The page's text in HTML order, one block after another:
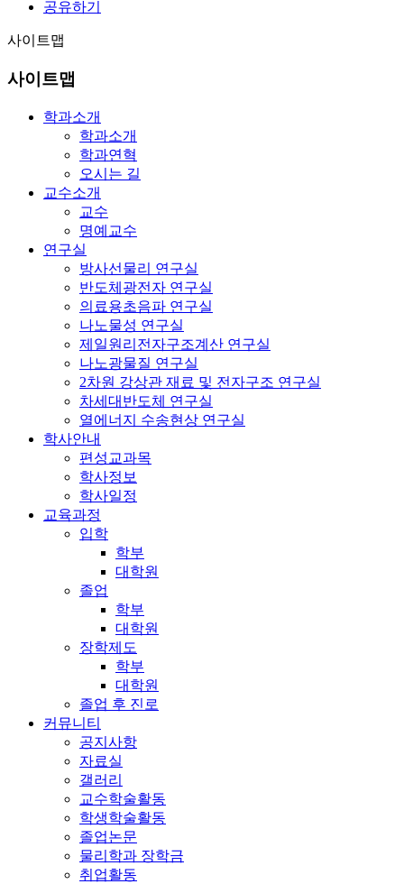
공유하기
사이트맵
사이트맵
학과소개
학과소개
학과연혁
오시는 길
교수소개
교수
명예교수
연구실
방사선물리 연구실
반도체광전자 연구실
의료용초음파 연구실
나노물성 연구실
제일원리전자구조계산 연구실
나노광물질 연구실
2차원 강상관 재료 및 전자구조 연구실
차세대반도체 연구실
열에너지 수송현상 연구실
학사안내
편성교과목
학사정보
학사일정
교육과정
입학
학부
대학원
졸업
학부
대학원
장학제도
학부
대학원
졸업 후 진로
커뮤니티
공지사항
자료실
갤러리
교수학술활동
학생학술활동
졸업논문
물리학과 장학금
취업활동